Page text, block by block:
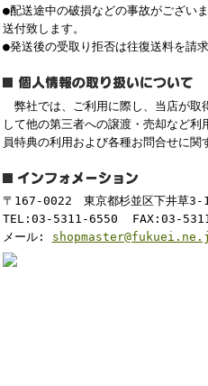
●配送途中の破損などの事故がござい
送付致します。
●発送後の受取り拒否は往復送料を請
弊社では、ご利用に際し、当店が取
して他の第三者への譲渡・売却など
員特典の利用および各種お問合せに関
〒167-0022 東京都杉並区下井草
TEL:03-5311-6550 FAX:03-
メール: